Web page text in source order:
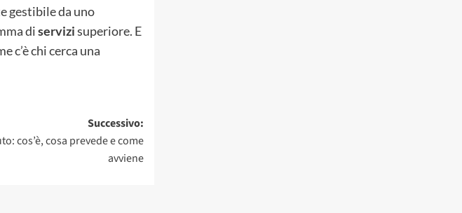
gestibile da uno
diservizisuperiore. E
c’è chi cerca una
Successivo:
cos’è, cosa prevede e come
avviene